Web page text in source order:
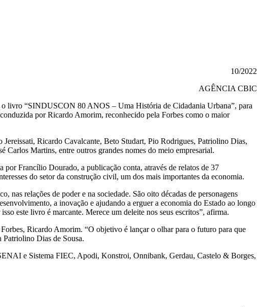
10/2022
AGÊNCIA CBIC
livro “SINDUSCON 80 ANOS – Uma História de Cidadania Urbana”, para
por Ricardo Amorim, reconhecido pela Forbes como o maior
Ricardo Cavalcante, Beto Studart, Pio Rodrigues, Patriolino Dias,
Martins, entre outros grandes nomes do meio empresarial.
Francílio Dourado, a publicação conta, através de relatos de 37
do setor da construção civil, um dos mais importantes da economia.
nas relações de poder e na sociedade. São oito décadas de personagens
a inovação e ajudando a erguer a economia do Estado ao longo
este livro é marcante. Merece um deleite nos seus escritos”, afirma.
Ricardo Amorim. “O objetivo é lançar o olhar para o futuro para que
Patriolino Dias de Sousa.
e Sistema FIEC, Apodi, Konstroi, Onnibank, Gerdau, Castelo & Borges,